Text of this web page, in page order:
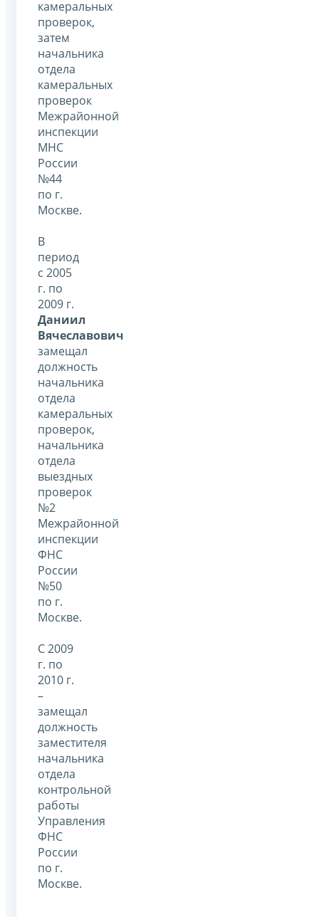
камеральных
проверок,
затем
начальника
отдела
камеральных
проверок
Межрайонной
инспекции
МНС
России
№44
по г.
Москве.
В
период
с 2005
г. по
2009 г.
Даниил
Вячеславович
замещал
должность
начальника
отдела
камеральных
проверок,
начальника
отдела
выездных
проверок
№2
Межрайонной
инспекции
ФНС
России
№50
по г.
Москве.
С 2009
г. по
2010 г.
–
замещал
должность
заместителя
начальника
отдела
контрольной
работы
Управления
ФНС
России
по г.
Москве.